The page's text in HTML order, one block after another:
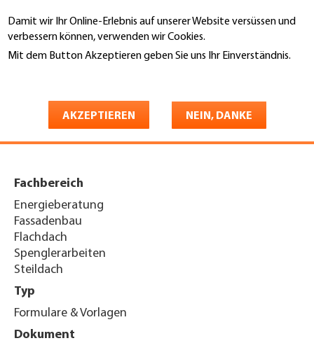
Damit wir Ihr Online-Erlebnis auf unserer Website versüssen und
verbessern können, verwenden wir Cookies.
Mit dem Button Akzeptieren geben Sie uns Ihr Einverständnis.
AKZEPTIEREN NEIN, DANKE
zum
Inhalt
Übersicht Merkblätter,
Factsheets und Checklisten
Fachbereich
Energieberatung
Fassadenbau
Flachdach
Spenglerarbeiten
Steildach
Typ
Formulare & Vorlagen
Dokument